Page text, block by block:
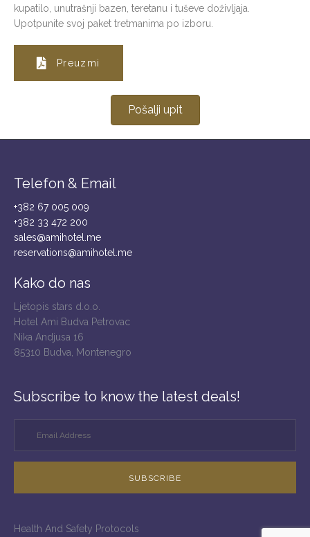
kupatilo, unutrašnji bazen, teretanu i tuševe doživljaja.
Upotpunite svoj paket tretmanima po izboru.
Preuzmi
Pošalji upit
Telefon & Email
+382 67 005 009
+382 33 472 200
sales@amihotel.me
reservations@amihotel.me
Kako do nas
Ljetopis stars d.o.o.
Hotel Ami Budva Petrovac
Nika Andjusa 16
85310 Budva, Montenegro
Subscribe to know the latest deals!
SUBSCRIBE
Health And Safety Protocols